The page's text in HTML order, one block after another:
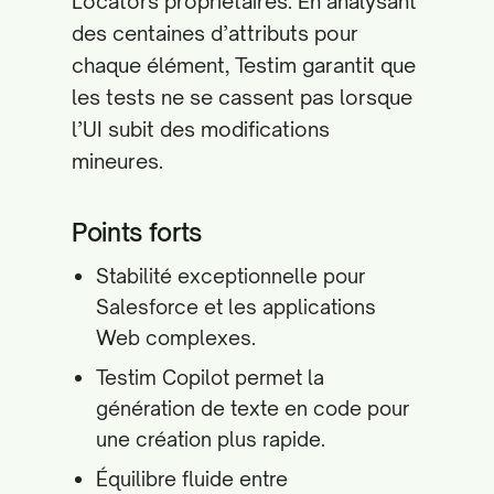
des centaines d’attributs pour
chaque élément, Testim garantit que
les tests ne se cassent pas lorsque
l’UI subit des modifications
mineures.
Points forts
Stabilité exceptionnelle pour
Salesforce et les applications
Web complexes.
Testim Copilot permet la
génération de texte en code pour
une création plus rapide.
Équilibre fluide entre